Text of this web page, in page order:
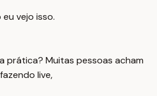
vejo isso.
prática? Muitas pessoas acham
live,